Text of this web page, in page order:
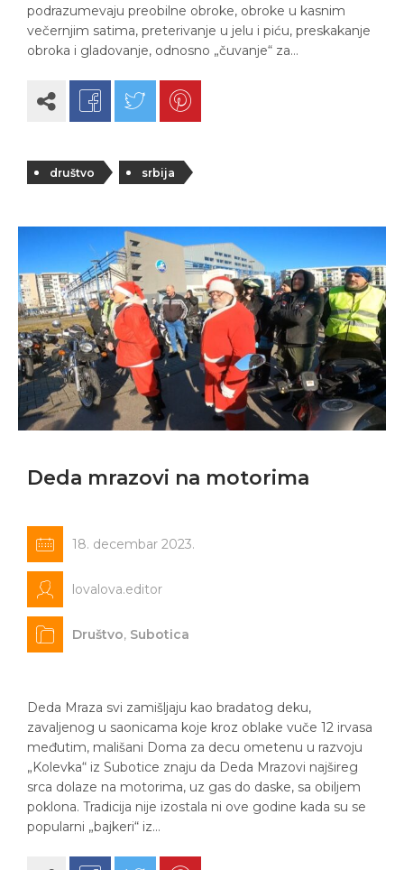
podrazumevaju preobilne obroke, obroke u kasnim
večernjim satima, preterivanje u jelu i piću, preskakanje
obroka i gladovanje, odnosno „čuvanje“ za…
društvo srbija
Deda mrazovi na motorima
18. decembar 2023.
lovalova.editor
Društvo, Subotica
Deda Mraza svi zamišljaju kao bradatog deku,
zavaljenog u saonicama koje kroz oblake vuče 12 irvasa
međutim, mališani Doma za decu ometenu u razvoju
„Kolevka“ iz Subotice znaju da Deda Mrazovi najšireg
srca dolaze na motorima, uz gas do daske, sa obiljem
poklona. Tradicija nije izostala ni ove godine kada su se
popularni „bajkeri“ iz…